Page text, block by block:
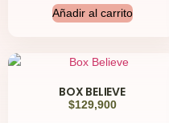
Añadir al carrito
BOX BELIEVE
$129,900